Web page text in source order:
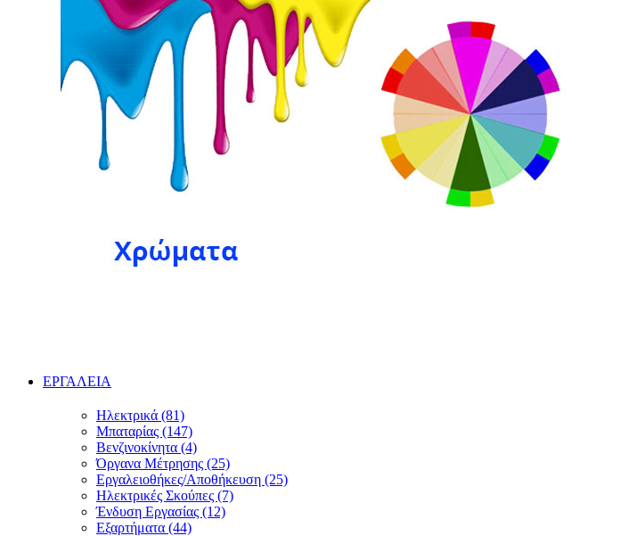
ΕΡΓΑΛΕΙΑ
Ηλεκτρικά (81)
Μπαταρίας (147)
Βενζινοκίνητα (4)
Όργανα Μέτρησης (25)
Εργαλειοθήκες/Αποθήκευση (25)
Ηλεκτρικές Σκούπες (7)
Ένδυση Εργασίας (12)
Εξαρτήματα (44)